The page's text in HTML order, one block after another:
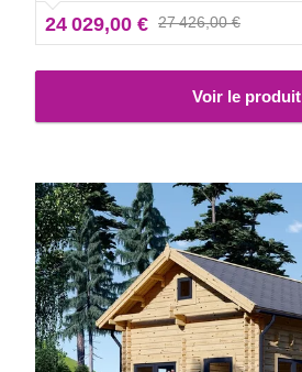
24 029,00 € 27 426,00 €
Voir le produit